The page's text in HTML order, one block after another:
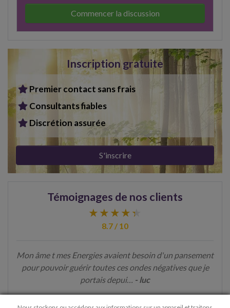
Commencer la discussion
Inscription gratuite
Premier contact sans frais
Consultants fiables
Discrétion assurée
S'inscrire
Témoignages de nos clients
8.7 / 10
Mon âme t mes Energies avaient besoin d'un pansement
pour pouvoir guérir toutes ces ondes négatives que je
portais depui…
- luc